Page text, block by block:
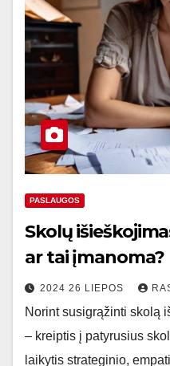
PASLAUGOS
Skolų
ar tai įmanoma?
2024 26 LIEPOS
Norint susigrąžinti skolą
– kreiptis į patyrusius
laikytis strateginio,